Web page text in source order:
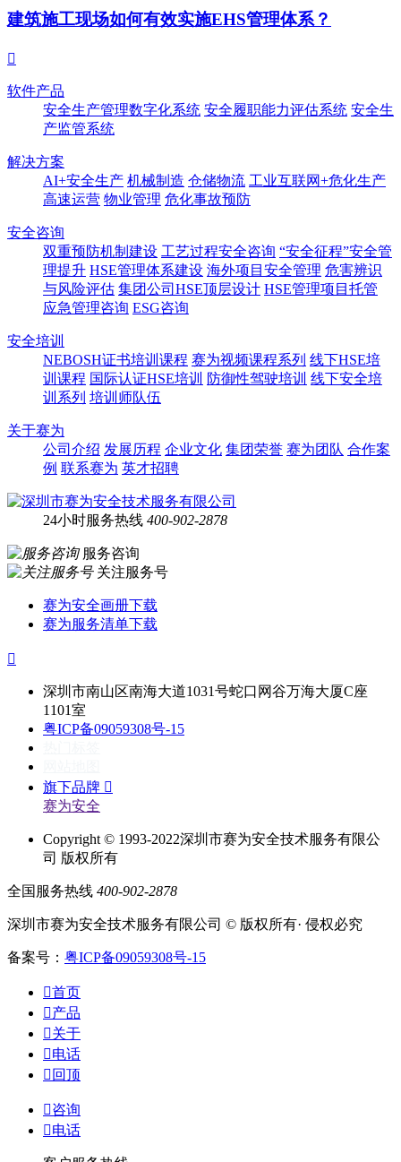
建筑施工现场如何有效实施EHS管理体系？

软件产品
安全生产管理数字化系统 安全履职能力评估系统 安全生
产监管系统
解决方案
AI+安全生产 机械制造 仓储物流 工业互联网+危化生产
高速运营 物业管理 危化事故预防
安全咨询
双重预防机制建设 工艺过程安全咨询 “安全征程”安全管
理提升 HSE管理体系建设 海外项目安全管理 危害辨识
与风险评估 集团公司HSE顶层设计 HSE管理项目托管
应急管理咨询 ESG咨询
安全培训
NEBOSH证书培训课程 赛为视频课程系列 线下HSE培
训课程 国际认证HSE培训 防御性驾驶培训 线下安全培
训系列 培训师队伍
关于赛为
公司介绍 发展历程 企业文化 集团荣誉 赛为团队 合作案
例 联系赛为 英才招聘
24小时服务热线 400-902-2878
服务咨询
关注服务号
赛为安全画册下载
赛为服务清单下载

深圳市南山区南海大道1031号蛇口网谷万海大厦C座
1101室
粤ICP备09059308号-15
旗下品牌 
赛为安全
Copyright © 1993-2022深圳市赛为安全技术服务有限公
司 版权所有
全国服务热线 400-902-2878
深圳市赛为安全技术服务有限公司 © 版权所有· 侵权必究
备案号： 粤ICP备09059308号-15
首页
产品
关于
电话
 回顶
咨询
电话